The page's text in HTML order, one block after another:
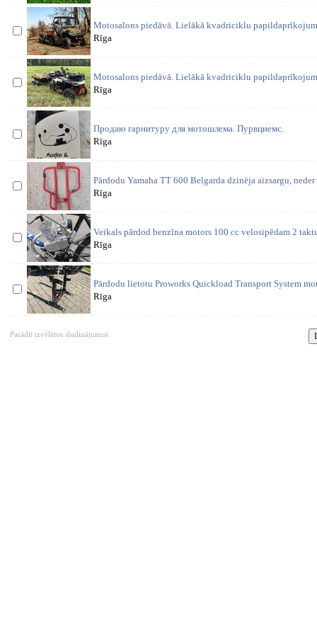
Motosalons piedāvā. Lielākā kvadriciklu
Rīga
Motosalons piedāvā. Lielākā kvadriciklu
Rīga
Продаю гарнитуру для мотошлема. Пурвциемс.
Rīga
Pārdodu Yamaha TT 600 Belgarda dzinēja aizsargu,
Rīga
Veikals pārdod benzīna motors 100 cc velosipēdam 2
Rīga
Pārdodu lietotu Proworks Quickload Transport System
Rīga
Parādīt izvēlētos sludinājumus